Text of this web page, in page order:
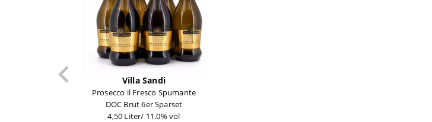
Villa Sandi
Prosecco il Fresco Spumante
DOC Brut 6er Sparset
4,50 Liter/ 11.0% vol